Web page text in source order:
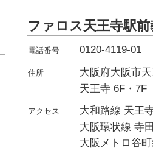
ファロス天王寺駅前
0120-4119-01
大阪府大阪市
天王寺 6F・7F
大和路線 天王
大阪環状線 寺
大阪メトロ谷